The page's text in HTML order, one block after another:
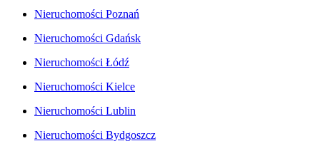
Nieruchomości Poznań
Nieruchomości Gdańsk
Nieruchomości Łódź
Nieruchomości Kielce
Nieruchomości Lublin
Nieruchomości Bydgoszcz